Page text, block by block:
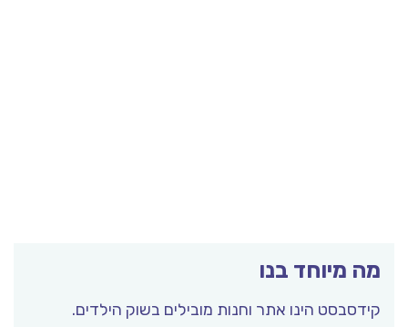
מה מיוחד בנו
קידסבסט הינו אתר וחנות מובילים בשוק הילדים.